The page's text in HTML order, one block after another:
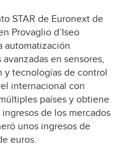
STAR de Euronext de
Provaglio d’Iseo
automatización
en sensores,
y tecnologías de control
internacional con
países y obtiene
de los mercados
unos ingresos de
euros.